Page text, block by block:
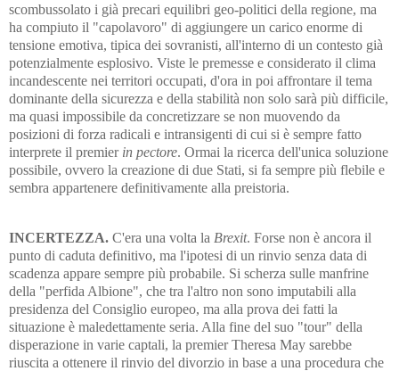
scombussolato i già precari equilibri geo-politici della regione, ma
ha compiuto il "capolavoro" di aggiungere un carico enorme di
tensione emotiva, tipica dei sovranisti, all'interno di un contesto già
potenzialmente esplosivo. Viste le premesse e considerato il clima
incandescente nei territori occupati, d'ora in poi affrontare il tema
dominante della sicurezza e della stabilità non solo sarà più difficile,
ma quasi impossibile da concretizzare se non muovendo da
posizioni di forza radicali e intransigenti di cui si è sempre fatto
interprete il premier in pectore. Ormai la ricerca dell'unica soluzione
possibile, ovvero la creazione di due Stati, si fa sempre più flebile e
sembra appartenere definitivamente alla preistoria.
INCERTEZZA. C'era una volta la Brexit. Forse non è ancora il
punto di caduta definitivo, ma l'ipotesi di un rinvio senza data di
scadenza appare sempre più probabile. Si scherza sulle manfrine
della "perfida Albione", che tra l'altro non sono imputabili alla
presidenza del Consiglio europeo, ma alla prova dei fatti la
situazione è maledettamente seria. Alla fine del suo "tour" della
disperazione in varie captali, la premier Theresa May sarebbe
riuscita a ottenere il rinvio del divorzio in base a una procedura che